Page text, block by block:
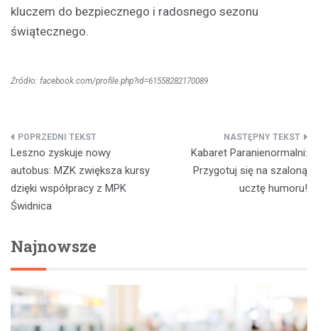
kluczem do bezpiecznego i radosnego sezonu
świątecznego.
Źródło: facebook.com/profile.php?id=61558282170089
Nawigacja
wpisu
Leszno zyskuje nowy
autobus: MZK zwiększa kursy
dzięki współpracy z MPK
Świdnica
Kabaret Paranienormalni:
Przygotuj się na szaloną
ucztę humoru!
Najnowsze